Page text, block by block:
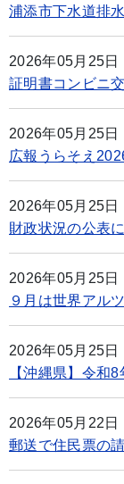
浦添市下水道排
2026年05月25日
証明書コンビニ
2026年05月25日
広報うらそえ
2026年05月25日
財政状況の公表
2026年05月25日
９月は世界アル
2026年05月25日
【沖縄県】令和
2026年05月22日
郵送で住民票の